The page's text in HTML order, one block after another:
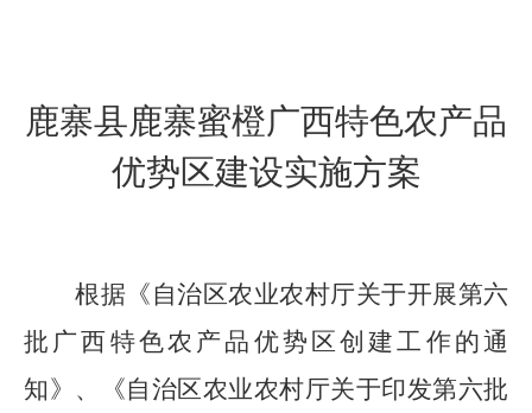
鹿寨县鹿寨蜜橙广西特色农产品
优势区建设实施方案
根据《自治区农业农村厅关于开展第六
批广西特色农产品优势区创建工作的通
知》 、 《自治区农业农村厅关于印发第六批